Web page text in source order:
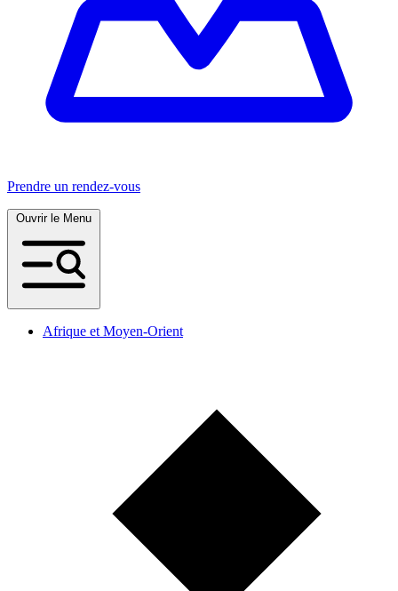
Prendre un rendez-vous
Afrique et Moyen-Orient